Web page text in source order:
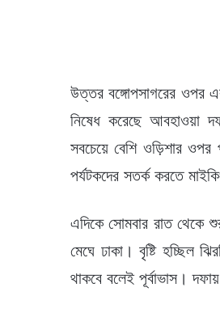
উত্তর বঙ্গোপসাগরের ওপর
নিষেধ করেছে আবহাওয়া
সবচেয়ে বেশি ওড়িশার ওপর
পর্যটকদের সতর্ক করতে
এদিকে সোমবার রাত থেকে
মেঘে ঢাকা। বৃষ্টি হচ্ছিল
থাকবে বলেই পূর্বাভাস।